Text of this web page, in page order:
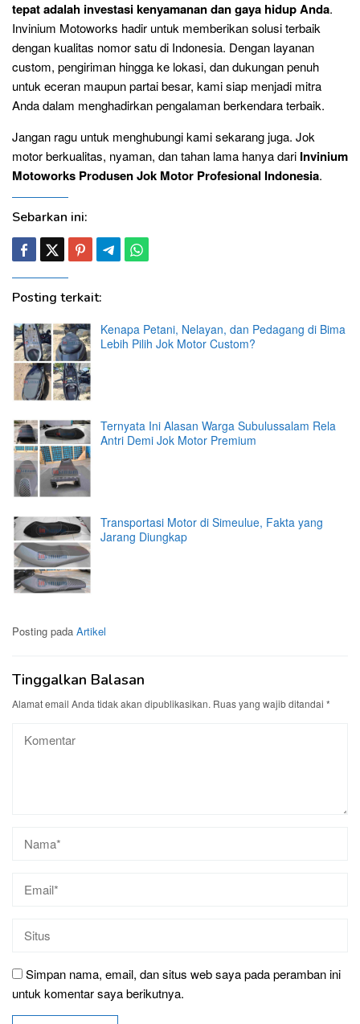
tepat adalah investasi kenyamanan dan gaya hidup Anda.
Invinium Motoworks hadir untuk memberikan solusi terbaik
dengan kualitas nomor satu di Indonesia. Dengan layanan
custom, pengiriman hingga ke lokasi, dan dukungan penuh
untuk eceran maupun partai besar, kami siap menjadi mitra
Anda dalam menghadirkan pengalaman berkendara terbaik.
Jangan ragu untuk menghubungi kami sekarang juga. Jok
motor berkualitas, nyaman, dan tahan lama hanya dari Invinium
Motoworks Produsen Jok Motor Profesional Indonesia.
Sebarkan ini:
Posting terkait:
Kenapa Petani, Nelayan, dan Pedagang di Bima
Lebih Pilih Jok Motor Custom?
Ternyata Ini Alasan Warga Subulussalam Rela
Antri Demi Jok Motor Premium
Transportasi Motor di Simeulue, Fakta yang
Jarang Diungkap
Posting pada Artikel
Tinggalkan Balasan
Alamat email Anda tidak akan dipublikasikan. Ruas yang wajib ditandai *
Simpan nama, email, dan situs web saya pada peramban ini
untuk komentar saya berikutnya.